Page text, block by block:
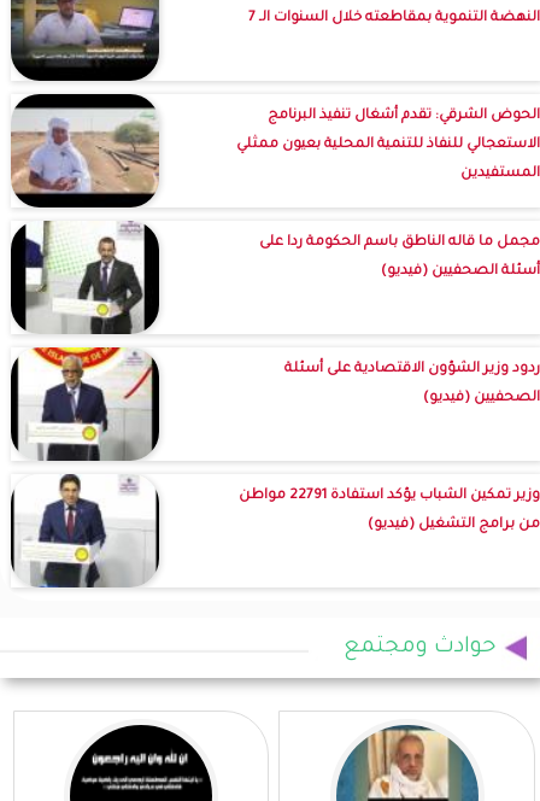
النهضة التنموية بمقاطعته خلال السنوات الـ 7
الحوض الشرقي: تقدم أشغال تنفيذ البرنامج
الاستعجالي للنفاذ للتنمية المحلية بعيون ممثلي
المستفيدين
مجمل ما قاله الناطق باسم الحكومة ردا على
أسئلة الصحفيين (فيديو)
ردود وزير الشؤون الاقتصادية على أسئلة
الصحفيين (فيديو)
وزير تمكين الشباب يؤكد استفادة 22791 مواطن
من برامج التشغيل (فيديو)
حوادث ومجتمع